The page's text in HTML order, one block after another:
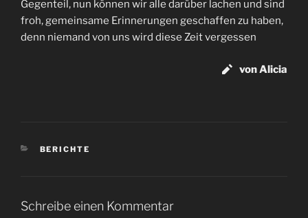
Gegenteil, nun können wir alle darüber lachen und sind
froh, gemeinsame Erinnerungen geschaffen zu haben,
denn niemand von uns wird diese Zeit vergessen
von Alicia
KATEGORIEN
BERICHTE
Schreibe einen Kommentar